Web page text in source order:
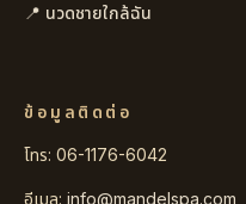
📍 นวดชายใกล้ฉัน
ข้อมูลติดต่อ
โทร: 06-1176-6042
อีเมล: info@mandelspa.com